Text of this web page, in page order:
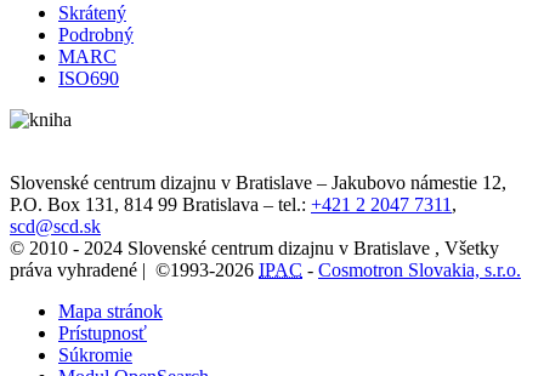
Skrátený
Podrobný
MARC
ISO690
Slovenské centrum dizajnu v Bratislave – Jakubovo námestie 12,
P.O. Box 131, 814 99 Bratislava – tel.: +421 2 2047 7311 ,
scd@scd.sk
© 2010 - 2024 Slovenské centrum dizajnu v Bratislave , Všetky
práva vyhradené | ©1993-2026 IPAC - Cosmotron Slovakia, s.r.o.
Mapa stránok
Prístupnosť
Súkromie